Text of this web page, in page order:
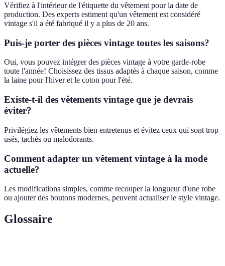
Vérifiez à l'intérieur de l'étiquette du vêtement pour la date de
production. Des experts estiment qu'un vêtement est considéré
vintage s'il a été fabriqué il y a plus de 20 ans.
Puis-je porter des pièces vintage toutes les saisons?
Oui, vous pouvez intégrer des pièces vintage à votre garde-robe
toute l'année! Choisissez des tissus adaptés à chaque saison, comme
la laine pour l'hiver et le coton pour l'été.
Existe-t-il des vêtements vintage que je devrais
éviter?
Privilégiez les vêtements bien entretenus et évitez ceux qui sont trop
usés, tachés ou malodorants.
Comment adapter un vêtement vintage à la mode
actuelle?
Les modifications simples, comme recouper la longueur d'une robe
ou ajouter des boutons modernes, peuvent actualiser le style vintage.
Glossaire